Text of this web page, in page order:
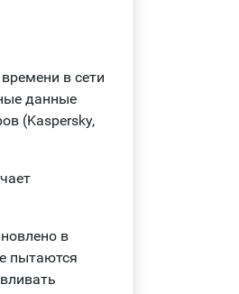
в сети
данные
(Kaspersky,
в
пытаются